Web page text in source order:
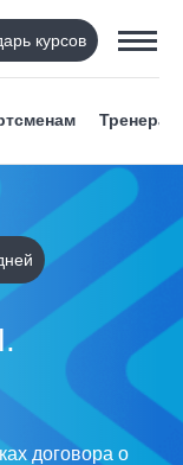
курсов
Тренерам
договора о